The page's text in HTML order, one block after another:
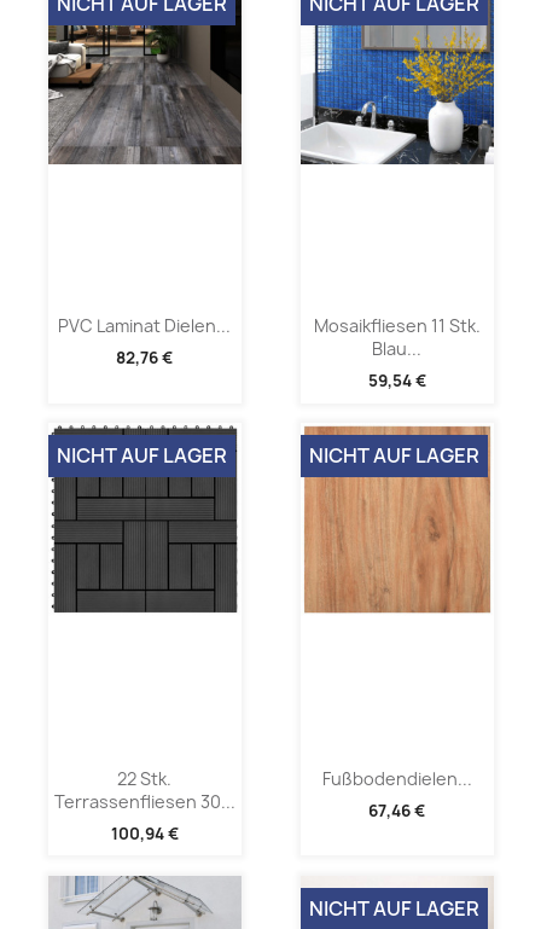
PVC Laminat Dielen...
82,76 €
Mosaikfliesen 11 Stk.
Blau...
59,54 €
22 Stk.
Terrassenfliesen 30...
100,94 €
NICHT AUF LAGER
Fußbodendielen...
67,46 €
NICHT AUF LAGER
NICHT AUF LAGER